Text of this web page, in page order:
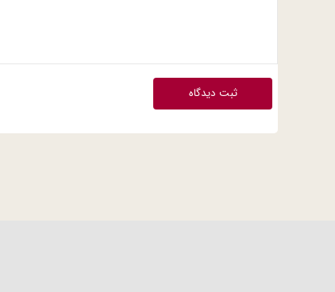
ثبت دیدگاه